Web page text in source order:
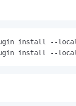
install --local
install --local